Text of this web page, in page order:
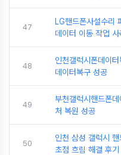
47
LG핸드폰사설수리
데이터 이동 작업 사
48
인천갤럭시폰데이
데이터복구 성공
49
부천갤럭시핸드폰
처 복원 성공
50
인천 삼성 갤럭시
초점 흐림 해결 후기